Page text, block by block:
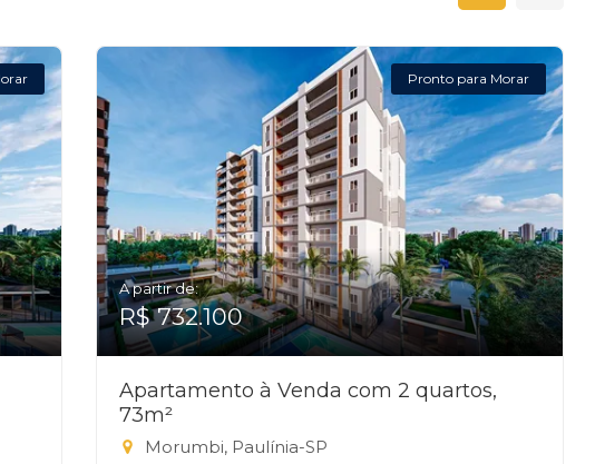
Pronto para Morar
A partir de:
R$ 732.100
Apartamento à Venda com 2 quartos,
73m²
Morumbi, Paulínia-SP